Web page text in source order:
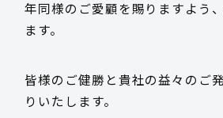
お客様サポート
年同様のご愛顧を賜りますよう
ます。
皆様のご健勝と貴社の益々のご
りいたします。